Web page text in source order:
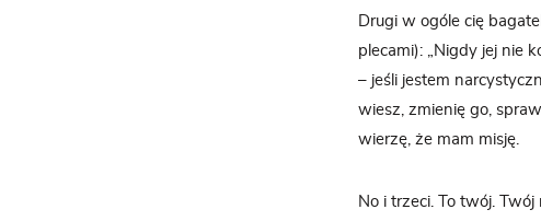
Drugi w ogóle cię
plecami): „Nigdy jej nie
– jeśli jestem
wiesz, zmienię go,
wierzę, że mam misję.
No i trzeci. To twój. Twój